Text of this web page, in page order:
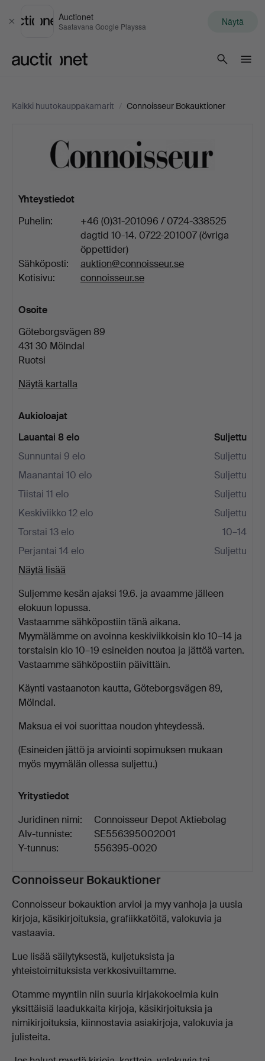
Sulje
Auctionet
Saatavana Google Playssa Näytä
Kaikki huutokauppakamarit / Connoisseur Bokauktioner
Connoisseur
Bokauktioner
Yhteystiedot
Puhelin:
+46 (0)31-201096 / 0724-338525
dagtid 10-14. 0722-201007 (övriga
öppettider)
Sähköposti:
auktion@connoisseur.se
Kotisivu:
connoisseur.se
Osoite
Göteborgsvägen 89
431 30 Mölndal
Ruotsi
Näytä kartalla
Aukioloajat
Lauantai 8 elo
Suljettu
Sunnuntai 9 elo
Suljettu
Maanantai 10 elo
Suljettu
Tiistai 11 elo
Suljettu
Keskiviikko 12 elo
Suljettu
Torstai 13 elo
10–14
Perjantai 14 elo
Suljettu
Näytä lisää
Suljemme kesän ajaksi 19.6. ja avaamme jälleen
elokuun lopussa.
Vastaamme sähköpostiin tänä aikana.
Myymälämme on avoinna keskiviikkoisin klo 10–14 ja
torstaisin klo 10–19 esineiden noutoa ja jättöä varten.
Vastaamme sähköpostiin päivittäin.
Käynti vastaanoton kautta, Göteborgsvägen 89,
Mölndal.
Maksua ei voi suorittaa noudon yhteydessä.
(Esineiden jättö ja arviointi sopimuksen mukaan
myös myymälän ollessa suljettu.)
Yritystiedot
Juridinen nimi:
Connoisseur Depot Aktiebolag
Alv-tunniste:
SE556395002001
Y-tunnus:
556395-0020
Kuvaus
Connoisseur Bokauktioner
Connoisseur bokauktion arvioi ja myy vanhoja ja uusia
kirjoja, käsikirjoituksia, grafiikkatöitä, valokuvia ja
vastaavia.
Lue lisää säilytyksestä, kuljetuksista ja
yhteistoimituksista verkkosivuiltamme.
Otamme myyntiin niin suuria kirjakokoelmia kuin
yksittäisiä laadukkaita kirjoja, käsikirjoituksia ja
nimikirjoituksia, kiinnostavia asiakirjoja, valokuvia ja
julisteita.